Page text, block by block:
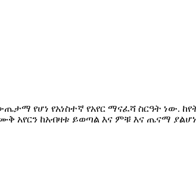
የሆነ የአነስተኛ የአየር ማናፈሻ ስርዓት ነው.
አየርን ከአብዛቱ ይወጣል እና ምቹ እና ጤናማ